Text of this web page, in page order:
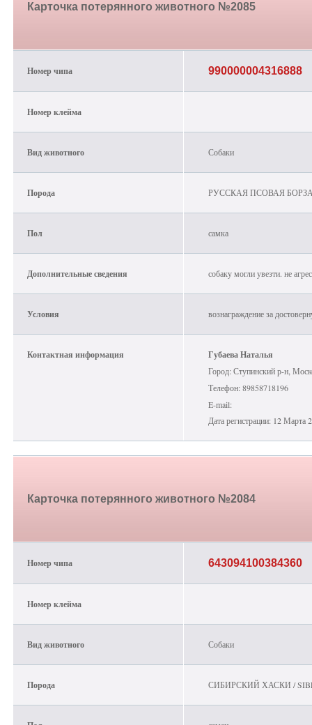
Карточка потерянного животного №2085
Номер чипа 990000004316888
Номер клейма
Вид животного Собаки
Порода РУССКАЯ ПСОВАЯ БОРЗАЯ
Пол самка
Дополнительные сведения собаку могли увезти. не
Условия вознаграждение за
Контактная информация Губаева Наталья
Город: Ступинский р-н,
Телефон: 89858718196
E-mail:
Дата регистрации: 12 Марта
Карточка потерянного животного №2084
Номер чипа 643094100384360
Номер клейма
Вид животного Собаки
Порода СИБИРСКИЙ ХАСКИ /